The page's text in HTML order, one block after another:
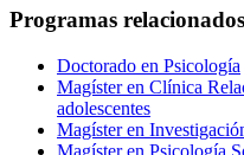
Programas relacionados
Doctorado en Psicología
Magíster en Clínica
adolescentes
Magíster en
Magíster en Psicología